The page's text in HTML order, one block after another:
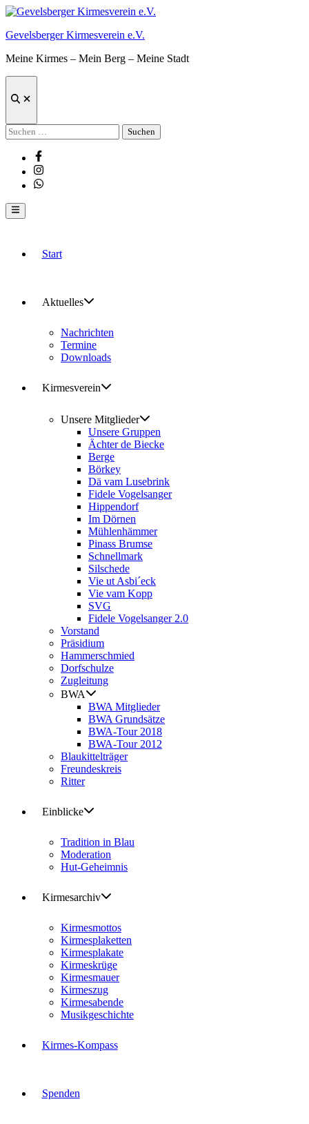
Zum
springen
Gevelsberger Kirmesverein e.V.
Meine Kirmes – Mein Berg – Meine Stadt
Suche
Suchen
nach:
Facebook
Instagram
Whatsapp
Hauptmenü
Start
Aktuelles
Nachrichten
Termine
Downloads
Kirmesverein
Unsere Mitglieder
Unsere Gruppen
Ächter de Biecke
Berge
Börkey
Dä vam Lusebrink
Fidele Vogelsanger
Hippendorf
Im Dörnen
Mühlenhämmer
Pinass Brumse
Schnellmark
Silschede
Vie ut Asbi´eck
Vie vam Kopp
SVG
Fidele Vogelsanger 2.0
Vorstand
Präsidium
Hammerschmied
Dorfschulze
Zugleitung
BWA
BWA Mitglieder
BWA Grundsätze
BWA-Tour 2018
BWA-Tour 2012
Blaukittelträger
Freundeskreis
Ritter
Einblicke
Tradition in Blau
Moderation
Hut-Geheimnis
Kirmesarchiv
Kirmesmottos
Kirmesplaketten
Kirmesplakate
Kirmeskrüge
Kirmesmauer
Kirmeszug
Kirmesabende
Musikgeschichte
Kirmes-Kompass
Spenden